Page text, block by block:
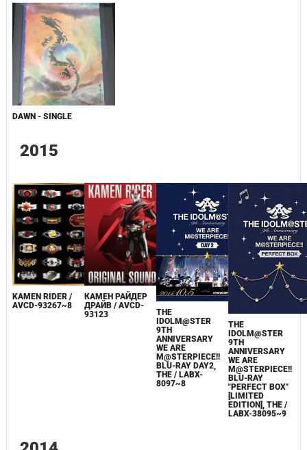
DAWN - SINGLE
2015
KAMEN RIDER /
AVCD-93267~8
КАМЕН РАЙДЕР
ДРАЙВ / AVCD-
93123
THE
IDOLM@STER
9TH
ANNIVERSARY
WE ARE
M@STERPIECE!!
BLU-RAY DAY2,
THE / LABX-
8097~8
THE
IDOLM@STER
9TH
ANNIVERSARY
WE ARE
M@STERPIECE!!
BLU-RAY
"PERFECT BOX"
[LIMITED
EDITION], THE /
LABX-38095~9